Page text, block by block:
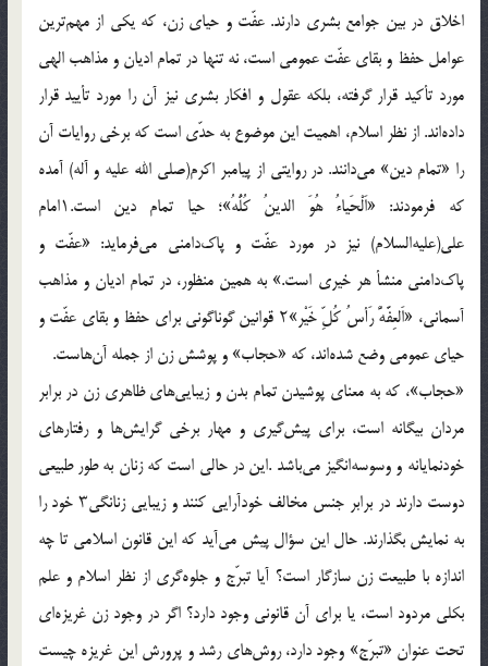
اخلاق در بین جوامع بشری دارند. عفّت و حیای زن، که یکی از مهم‌ترین
عوامل حفظ و بقای عفّت عمومی است، نه تنها در تمام ادیان و مذاهب الهی
مورد تأکید قرار گرفته، بلکه عقول و افکار بشری نیز آن را مورد تأیید قرار
داده‌اند. از نظر اسلام، اهمیت این موضوع به حدّی است که برخی روایات آن
را «تمام دین» می‌دانند. در روایتی از پیامبر اکرم(صلی الله علیه و آله) آمده
که فرمودند: «اَلْحَیاءُ هُوَ الدینُ کُلُّهُ»؛ حیا تمام دین است.۱امام
علی(علیه‌السلام) نیز در مورد عفّت و پاک‌دامنی می‌فرماید: «عفّت و
پاک‌دامنی منشأ هر خیری است.» به همین منظور، در تمام ادیان و مذاهب
آسمانی، «اَلعِفَّهُٔ رَأسُ کُلِّ خَیْر»۲ قوانین گوناگونی برای حفظ و بقای عفّت و
حیای عمومی وضع شده‌اند، که «حجاب» و پوشش زن از جمله آن‌هاست.
«حجاب»، که به معنای پوشیدن تمام بدن و زیبایی‌های ظاهری زن در برابر
مردان بیگانه است، برای پیش‌گیری و مهار برخی گرایش‌ها و رفتارهای
خودنمایانه و وسوسه‌انگیز می‌باشد .این در حالی است که زنان به طور طبیعی
دوست دارند در برابر جنس مخالف خودآرایی کنند و زیبایی زنانگی۳ خود را
به نمایش بگذارند. حال این سؤال پیش می‌آید که این قانون اسلامی تا چه
اندازه با طبیعت زن سازگار است؟ آیا تبرّج و جلوه‌گری از نظر اسلام و علم
بکلی مردود است، یا برای آن قانونی وجود دارد؟ اگر در وجود زن غریزه‌ای
تحت عنوان «تبرّج» وجود دارد، روش‌های رشد و پرورش این غریزه چیست